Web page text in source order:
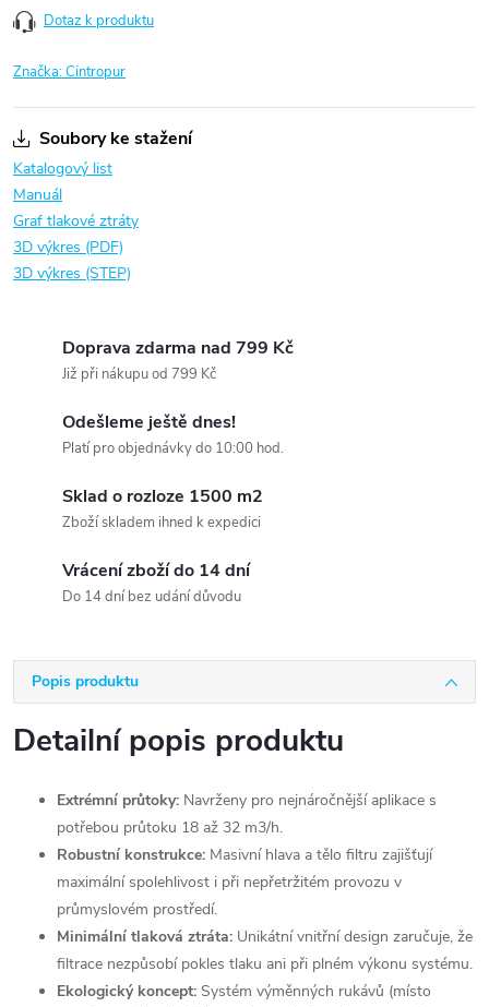
Dotaz k produktu
Značka:Cintropur
Soubory ke stažení
Katalogový list
Manuál
Graf tlakové ztráty
3D výkres (PDF)
3D výkres (STEP)
Doprava zdarma nad 799 Kč
Již při nákupu od 799 Kč
Odešleme ještě dnes!
Platí pro objednávky do 10:00 hod.
Sklad o rozloze 1500 m2
Zboží skladem ihned k expedici
Vrácení zboží do 14 dní
Do 14 dní bez udání důvodu
Popis produktu
Detailní popis produktu
Extrémní průtoky: Navrženy pro nejnáročnější aplikace s
potřebou průtoku 18 až 32 m3/h.
Robustní konstrukce: Masivní hlava a tělo filtru zajišťují
maximální spolehlivost i při nepřetržitém provozu v
průmyslovém prostředí.
Minimální tlaková ztráta: Unikátní vnitřní design zaručuje, že
filtrace nezpůsobí pokles tlaku ani při plném výkonu systému.
Ekologický koncept: Systém výměnných rukávů (místo